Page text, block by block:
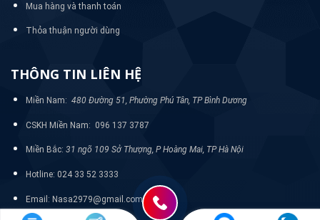
Mua hàng và thanh toán
Thỏa thuận người dùng
THÔNG TIN LIÊN HỆ
Miền Nam: 480 Đường 51, Phường Phú Tân, TP Bình Dương
CSKH Miền Nam: 096 137 3787
Miền Bắc: 31 ngõ 109 Sở Thượng, P Hoàng Mai, TP Hà Nội
Hotline: 024 33 52 3333
Email: Nasa2979@gmail.com